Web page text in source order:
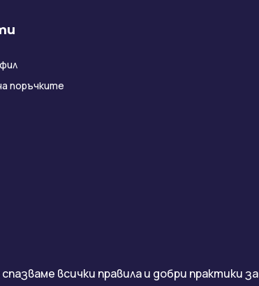
всички правила и добри практики за
поръчките